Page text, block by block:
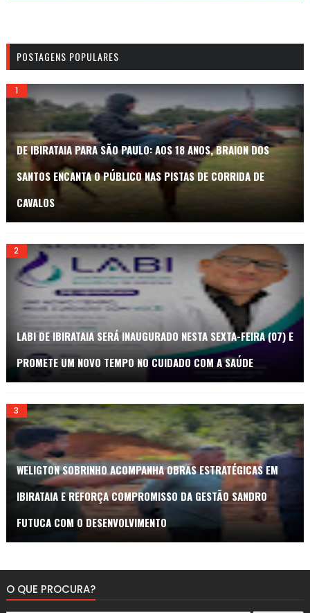
POSTAGENS POPULARES
DE IBIRATAIA PARA SÃO PAULO: AOS 18 ANOS, BRAION DOS
SANTOS ENCANTA O PÚBLICO NAS PISTAS DE CORRIDA DE
CAVALOS
LABI DE IBIRATAIA SERÁ INAUGURADO NESTA SEXTA-FEIRA (07) E
PROMETE UM NOVO TEMPO NO CUIDADO COM A SAÚDE
WELIGTON SOBRINHO ACOMPANHA OBRAS ESTRATÉGICAS EM
IBIRATAIA E REFORÇA COMPROMISSO DA GESTÃO SANDRO
FUTUCA COM O DESENVOLVIMENTO
O QUE PROCURA?